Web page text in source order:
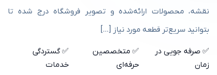
نقشه، محصولات ارائه‌شده و تصویر فروشگاه درج شده تا
بتوانید سریع‌تر قطعه مورد نیاز […]
✅ صرفه جویی در
زمان
✅ متخصصین
حرفه‌ای
✅ گستردگی
خدمات